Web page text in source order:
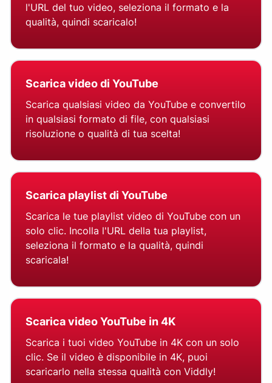
l'URL del tuo video, seleziona il formato e la
qualità, quindi scaricalo!
Scarica video di YouTube
Scarica qualsiasi video da YouTube e convertilo
in qualsiasi formato di file, con qualsiasi
risoluzione o qualità di tua scelta!
Scarica playlist di YouTube
Scarica le tue playlist video di YouTube con un
solo clic. Incolla l'URL della tua playlist,
seleziona il formato e la qualità, quindi
scaricala!
Scarica video YouTube in 4K
Scarica i tuoi video YouTube in 4K con un solo
clic. Se il video è disponibile in 4K, puoi
scaricarlo nella stessa qualità con Viddly!